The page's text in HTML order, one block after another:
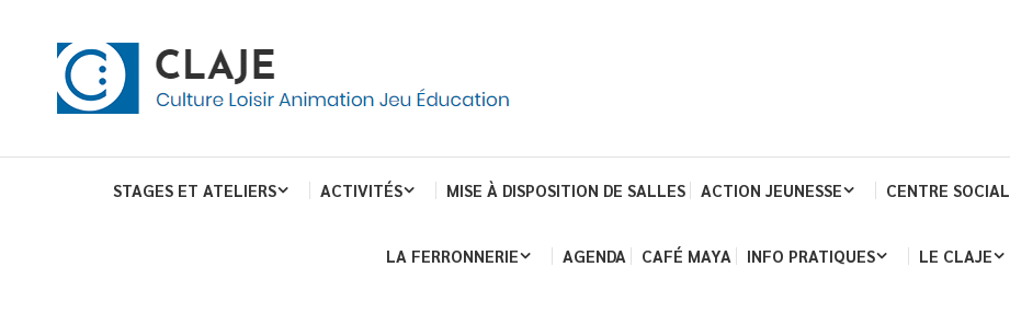
Claje
STAGES ET ATELIERS ACTIVITÉS MISE À DISPOSITION DE SALLES ACTION JEUNESSE CENTRE SOCIAL
LA FERRONNERIE AGENDA CAFÉ MAYA INFO PRATIQUES LE CLAJE